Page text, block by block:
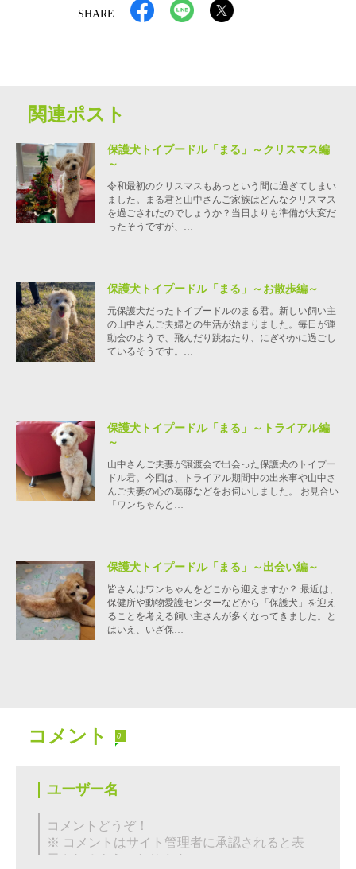
SHARE
関連ポスト
保護犬トイプードル「まる」～クリスマス編
～
令和最初のクリスマスもあっという間に過ぎてしまい
ました。まる君と山中さんご家族はどんなクリスマス
を過ごされたのでしょうか？当日よりも準備が大変だ
ったそうですが、…
保護犬トイプードル「まる」～お散歩編～
元保護犬だったトイプードルのまる君。新しい飼い主
の山中さんご夫婦との生活が始まりました。毎日が運
動会のようで、飛んだり跳ねたり、にぎやかに過ごし
ているそうです。…
保護犬トイプードル「まる」～トライアル編
～
山中さんご夫妻が譲渡会で出会った保護犬のトイプー
ドル君。今回は、トライアル期間中の出来事や山中さ
んご夫妻の心の葛藤などをお伺いしました。 お見合い
「ワンちゃんと…
保護犬トイプードル「まる」～出会い編～
皆さんはワンちゃんをどこから迎えますか？ 最近は、
保健所や動物愛護センターなどから「保護犬」を迎え
ることを考える飼い主さんが多くなってきました。と
はいえ、いざ保…
コメント 0